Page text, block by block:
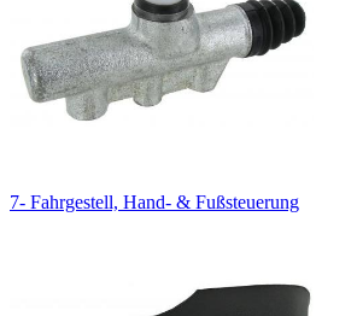
7- Fahrgestell, Hand- & Fußsteuerung